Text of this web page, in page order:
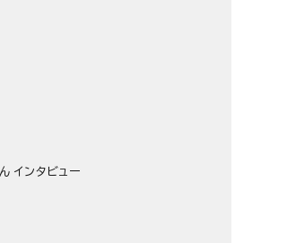
インタビュー